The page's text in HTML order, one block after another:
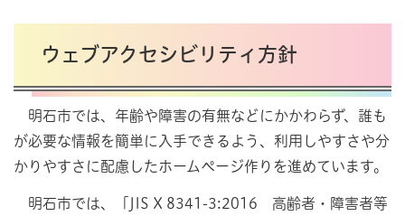
ウェブアクセシビリティ方針
明石市では、年齢や障害の有無などにかかわらず、誰も
が必要な情報を簡単に入手できるよう、利用しやすさや分
かりやすさに配慮したホームページ作りを進めています。
明石市では、「JIS X 8341-3:2016 高齢者・障害者等